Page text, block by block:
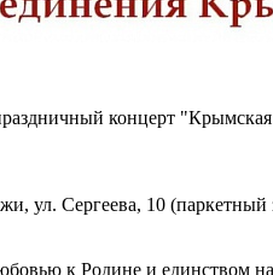
концерт
ул. Сергеева, 10 (паркетный
к Родине и единством